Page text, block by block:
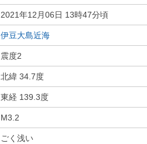
2021年12月06日 13時47分頃
伊豆大島近海
震度2
北緯 34.7度
東経 139.3度
M3.2
ごく浅い